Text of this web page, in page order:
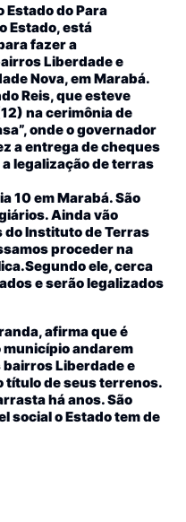
Estado do Para
Estado, está
fazer a
Liberdade e
Nova, em Marabá.
Reis, que esteve
na cerimônia de
onde o governador
a entrega de cheques
legalização de terras
10 em Marabá. São
Ainda vão
Instituto de Terras
proceder na
ele, cerca
e serão legalizados
afirma que é
município andarem
bairros Liberdade e
título de seus terrenos.
há anos. São
social o Estado tem de